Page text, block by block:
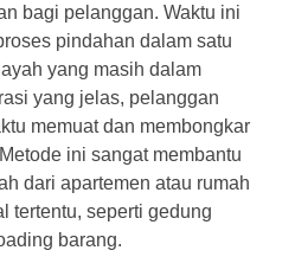
bagi pelanggan. Waktu ini
pindahan dalam satu
yang masih dalam
yang jelas, pelanggan
memuat dan membongkar
ini sangat membantu
dari apartemen atau rumah
tertentu, seperti gedung
barang.